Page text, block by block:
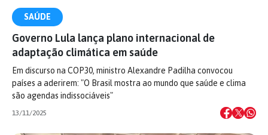
SAÚDE
Governo Lula lança plano internacional de
adaptação climática em saúde
Em discurso na COP30, ministro Alexandre Padilha convocou
países a aderirem: "O Brasil mostra ao mundo que saúde e clima
são agendas indissociáveis"
13/11/2025